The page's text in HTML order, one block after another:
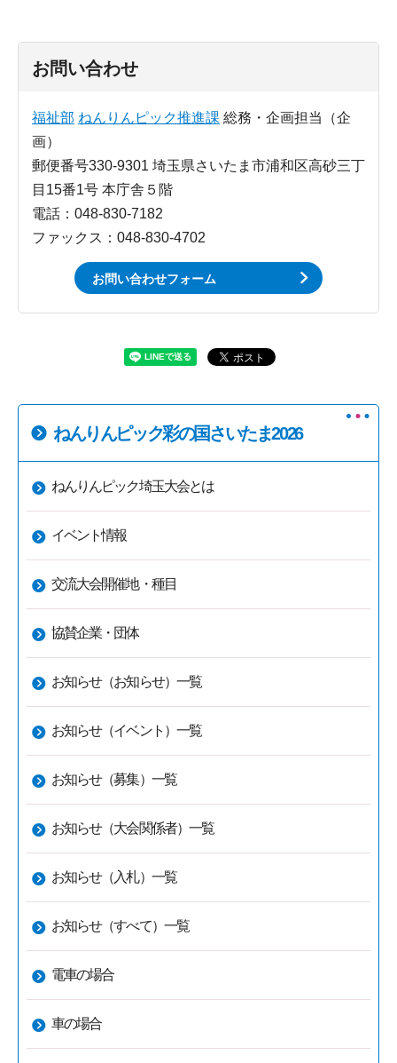
お問い合わせ
福祉部 ねんりんピック推進課 総務・企画担当（企
画）
郵便番号330-9301 埼玉県さいたま市浦和区高砂三丁
目15番1号 本庁舎５階
電話：048-830-7182
ファックス：048-830-4702
お問い合わせフォーム
ねんりんピック彩の国さいたま2026
ねんりんピック埼玉大会とは
イベント情報
交流大会開催地・種目
協賛企業・団体
お知らせ（お知らせ）一覧
お知らせ（イベント）一覧
お知らせ（募集）一覧
お知らせ（大会関係者）一覧
お知らせ（入札）一覧
お知らせ（すべて）一覧
電車の場合
車の場合